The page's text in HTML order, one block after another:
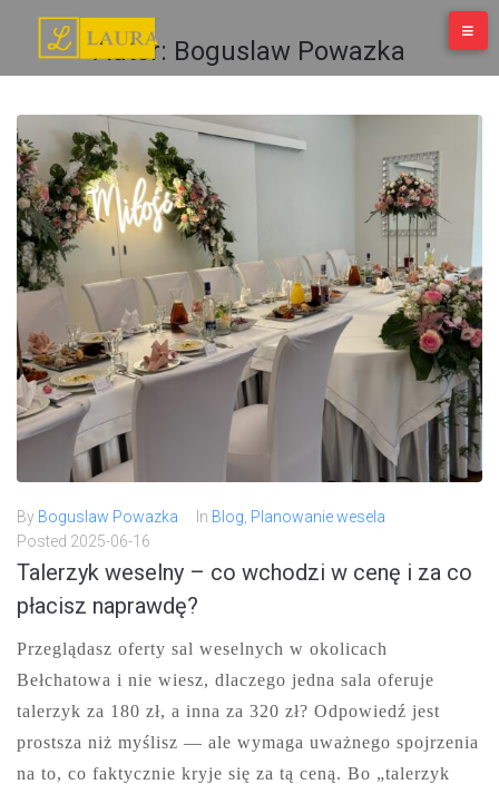
Autor: Boguslaw Powazka
By Boguslaw Powazka In Blog Planowanie wesela
Posted 2025-06-16
Talerzyk weselny – co wchodzi w cenę i za co
płacisz naprawdę?
Przeglądasz oferty sal weselnych w okolicach
Bełchatowa i nie wiesz, dlaczego jedna sala oferuje
talerzyk za 180 zł, a inna za 320 zł? Odpowiedź jest
prostsza niż myślisz — ale wymaga uważnego spojrzenia
na to, co faktycznie kryje się za tą ceną. Bo „talerzyk